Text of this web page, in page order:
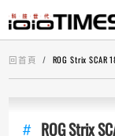
回首頁 ROG Strix SCAR
ROG Strix